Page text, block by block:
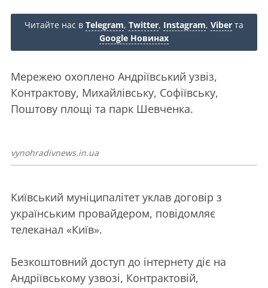
Читайте нас в Telegram, Twitter, Instagram, Viber та
Google Новинах
Мережею охоплено Андріївський узвіз,
Контрактову, Михайлівську, Софіївську,
Поштову площі та парк Шевченка.
vynohradivnews.in.ua
Київський муніципалітет уклав договір з
українським провайдером, повідомляє
телеканал «Київ».
Безкоштовний доступ до інтернету діє на
Андріївському узвозі, Контрактовій,